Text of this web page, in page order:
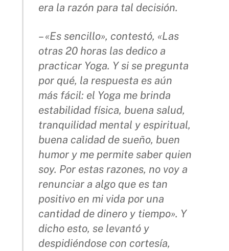
era la razón para tal decisión.
– «Es sencillo», contestó, «Las
otras 20 horas las dedico a
practicar Yoga. Y si se pregunta
por qué, la respuesta es aún
más fácil: el Yoga me brinda
estabilidad física, buena salud,
tranquilidad mental y espiritual,
buena calidad de sueño, buen
humor y me permite saber quien
soy. Por estas razones, no voy a
renunciar a algo que es tan
positivo en mi vida por una
cantidad de dinero y tiempo». Y
dicho esto, se levantó y
despidiéndose con cortesía,